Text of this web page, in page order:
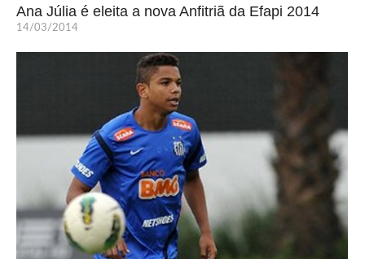
Ana Júlia é eleita a nova Anfitriã da Efapi 2014
14/03/2014